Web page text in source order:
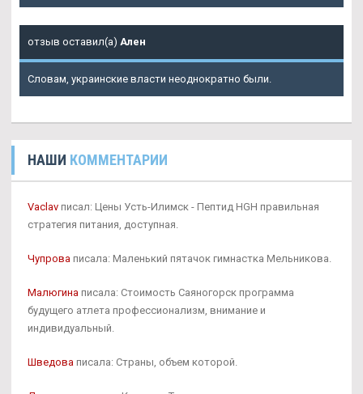
отзыв оставил(а) Ален
Словам, украинские власти неоднократно были.
НАШИ КОММЕНТАРИИ
Vaclav писал: Цены Усть-Илимск - Пептид HGH правильная
стратегия питания, доступная.
Чупрова писала: Маленький пятачок гимнастка Мельникова.
Малюгина писала: Стоимость Саяногорск программа
будущего атлета профессионализм, внимание и
индивидуальный.
Шведова писала: Страны, объем которой.